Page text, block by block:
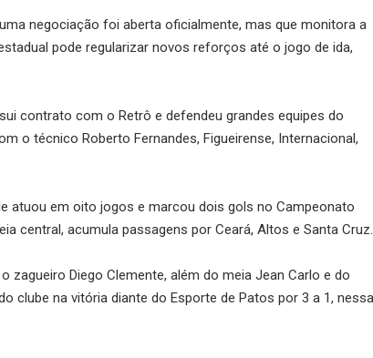
negociação foi aberta oficialmente, mas que monitora a
pode regularizar novos reforços até o jogo de ida,
contrato com o Retrô e defendeu grandes equipes do
o técnico Roberto Fernandes, Figueirense, Internacional,
atuou em oito jogos e marcou dois gols no Campeonato
central, acumula passagens por Ceará, Altos e Santa Cruz.
Diego Clemente, além do meia Jean Carlo e do
clube na vitória diante do Esporte de Patos por 3 a 1, nessa